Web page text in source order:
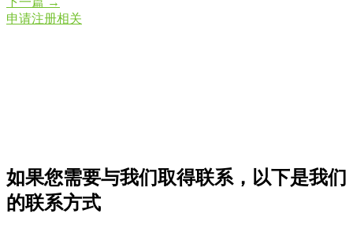
申请注册相关
如果您需要与我们取得联系，以下是我们
的联系方式